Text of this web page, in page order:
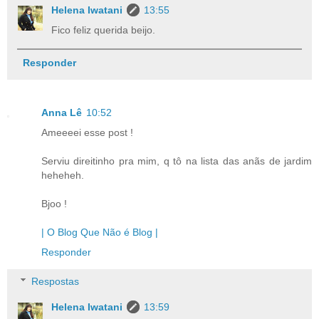
Helena Iwatani
13:55
Fico feliz querida beijo.
Responder
Anna Lê 10:52
Ameeeei esse post !
Serviu direitinho pra mim, q tô na lista das anãs de jardim
heheheh.
Bjoo !
| O Blog Que Não é Blog |
Responder
Respostas
Helena Iwatani 13:59